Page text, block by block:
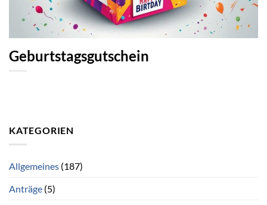
Geburtstagsgutschein
KATEGORIEN
Allgemeines (187)
Anträge (5)